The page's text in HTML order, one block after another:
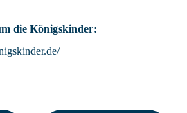
die Königskinder: